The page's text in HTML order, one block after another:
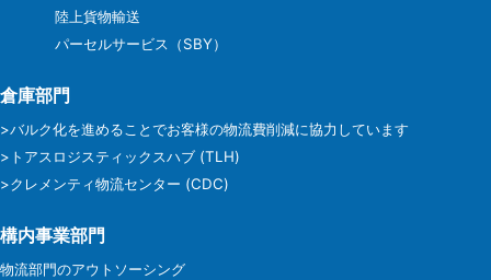
陸上貨物輸送
パーセルサービス（SBY）
倉庫部門
>バルク化を進めることでお客様の物流費削減に協力しています
>トアスロジスティックスハブ (TLH)
>クレメンティ物流センター (CDC)
構内事業部門
物流部門のアウトソーシング